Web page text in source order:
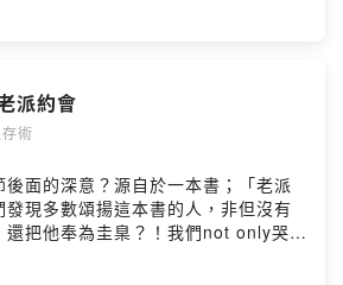
派約會
術
面的深意？源自於一本書；「老派
現多數頌揚這本書的人，非但沒有
還把他奉為圭臬？！我們not only哭哭
一集！請搭配謙卑收聽^_^Powered